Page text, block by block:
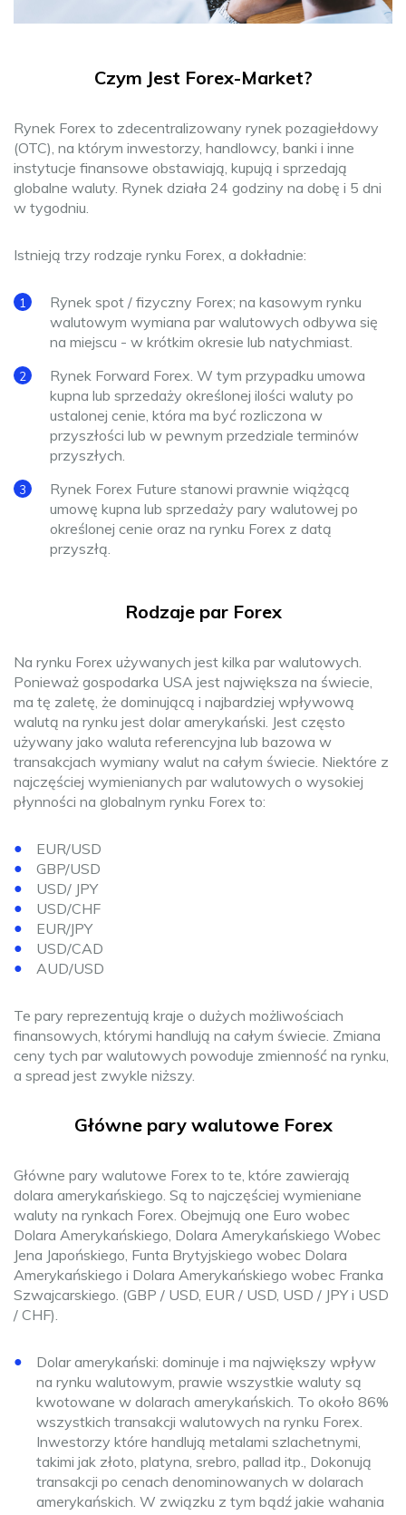
Czym Jest Forex-Market?
Rynek Forex to zdecentralizowany rynek pozagiełdowy
(OTC), na którym inwestorzy, handlowcy, banki i inne
instytucje finansowe obstawiają, kupują i sprzedają
globalne waluty. Rynek działa 24 godziny na dobę i 5 dni
w tygodniu.
Istnieją trzy rodzaje rynku Forex, a dokładnie:
Rynek spot / fizyczny Forex; na kasowym rynku
walutowym wymiana par walutowych odbywa się
na miejscu - w krótkim okresie lub natychmiast.
Rynek Forward Forex. W tym przypadku umowa
kupna lub sprzedaży określonej ilości waluty po
ustalonej cenie, która ma być rozliczona w
przyszłości lub w pewnym przedziale terminów
przyszłych.
Rynek Forex Future stanowi prawnie wiążącą
umowę kupna lub sprzedaży pary walutowej po
określonej cenie oraz na rynku Forex z datą
przyszłą.
Rodzaje par Forex
Na rynku Forex używanych jest kilka par walutowych.
Ponieważ gospodarka USA jest największa na świecie,
ma tę zaletę, że dominującą i najbardziej wpływową
walutą na rynku jest dolar amerykański. Jest często
używany jako waluta referencyjna lub bazowa w
transakcjach wymiany walut na całym świecie. Niektóre z
najczęściej wymienianych par walutowych o wysokiej
płynności na globalnym rynku Forex to:
EUR/USD
GBP/USD
USD/ JPY
USD/CHF
EUR/JPY
USD/CAD
AUD/USD
Te pary reprezentują kraje o dużych możliwościach
finansowych, którymi handlują na całym świecie. Zmiana
ceny tych par walutowych powoduje zmienność na rynku,
a spread jest zwykle niższy.
Główne pary walutowe Forex
Główne pary walutowe Forex to te, które zawierają
dolara amerykańskiego. Są to najczęściej wymieniane
waluty na rynkach Forex. Obejmują one Euro wobec
Dolara Amerykańskiego, Dolara Amerykańskiego Wobec
Jena Japońskiego, Funta Brytyjskiego wobec Dolara
Amerykańskiego i Dolara Amerykańskiego wobec Franka
Szwajcarskiego. (GBP / USD, EUR / USD, USD / JPY i USD
/ CHF).
Dolar amerykański: dominuje i ma największy wpływ
na rynku walutowym, prawie wszystkie waluty są
kwotowane w dolarach amerykańskich. To około 86%
wszystkich transakcji walutowych na rynku Forex.
Inwestorzy które handlują metalami szlachetnymi,
takimi jak złoto, platyna, srebro, pallad itp., Dokonują
transakcji po cenach denominowanych w dolarach
amerykańskich. W związku z tym bądź jakie wahania